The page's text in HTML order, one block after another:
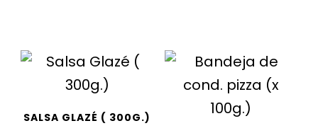
SALSA GLAZÉ ( 300G.)